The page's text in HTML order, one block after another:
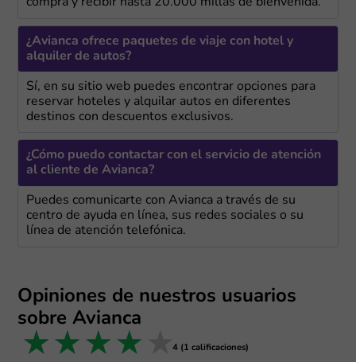
compra y recibir hasta 20.000 millas de bienvenida.
¿Avianca ofrece paquetes de viaje con hotel y
alquiler de autos?
Sí, en su sitio web puedes encontrar opciones para
reservar hoteles y alquilar autos en diferentes
destinos con descuentos exclusivos.
¿Cómo puedo contactar con el servicio de atención
al cliente de Avianca?
Puedes comunicarte con Avianca a través de su
centro de ayuda en línea, sus redes sociales o su
línea de atención telefónica.
Opiniones de nuestros usuarios
sobre Avianca
5 stars
4 stars
3 stars
2 stars
1 star 4 (1 calificaciones)